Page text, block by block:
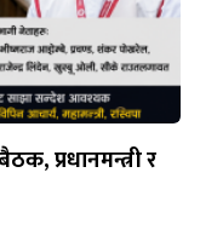
प्रधानमन्त्री र